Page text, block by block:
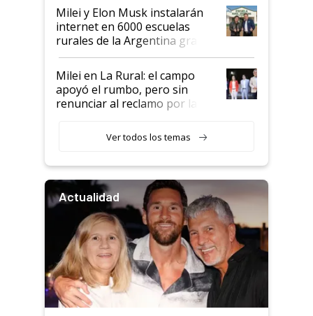
Milei y Elon Musk instalarán
internet en 6000 escuelas
rurales de la Argentina gracias
a un acuerdo con Starlink
Milei en La Rural: el campo
apoyó el rumbo, pero sin
renunciar al reclamo por las
Ver todos los temas
Actualidad